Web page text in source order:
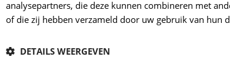
Bij SRS bent u aan het juiste
gigantisch assortiment met
of kleurnaam gemaakt en is
garanderen wij dat u altijd de
onze A-kwaliteit spuitbussen
analysepartners, die deze kunnen combineren met
of die zij hebben verzameld door uw gebruik van hun
DETAILS WEERGEVEN